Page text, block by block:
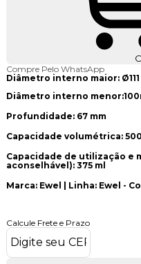
Compre Pelo WhatsApp
Diâmetro interno maior: Ø111
Diâmetro interno
Profundidade: 67 mm
Capacidade volumétrica:
Capacidade de utilização e
aconselhável): 375 ml
Marca: Ewel | Linha: Ewel -
Calcule Frete e Prazo